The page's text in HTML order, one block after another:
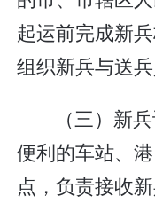
起运前完成新
组织新兵与送
（三）新
便利的车站、
点，负责接收